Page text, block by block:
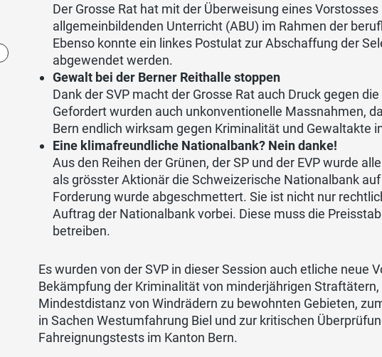
Der Grosse Rat hat mit der Überweisung eines
allgemeinbildenden Unterricht (ABU) im Rahmen der
Ebenso konnte ein linkes Postulat zur Abschaffung der
abgewendet werden.
Gewalt bei der Berner Reithalle stoppen
Dank der SVP macht der Grosse Rat auch Druck gegen
Gefordert wurden auch unkonventionelle Massnahmen,
Bern endlich wirksam gegen Kriminalität und Gewaltakte
Eine klimafreundliche Nationalbank? Nein danke!
Aus den Reihen der Grünen, der SP und der EVP wurde
als grösster Aktionär die Schweizerische Nationalbank
Forderung wurde abgeschmettert. Sie ist nicht nur
Auftrag der Nationalbank vorbei. Diese muss die
betreiben.
Es wurden von der SVP in dieser Session auch etliche neue
Bekämpfung der Kriminalität von minderjährigen Straftätern,
Mindestdistanz von Windrädern zu bewohnten Gebieten,
in Sachen Westumfahrung Biel und zur kritischen
Fahreignungstests im Kanton Bern.